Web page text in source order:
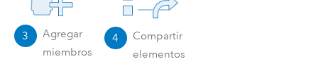
3
Agregar
miembros
4
Compartir
elementos